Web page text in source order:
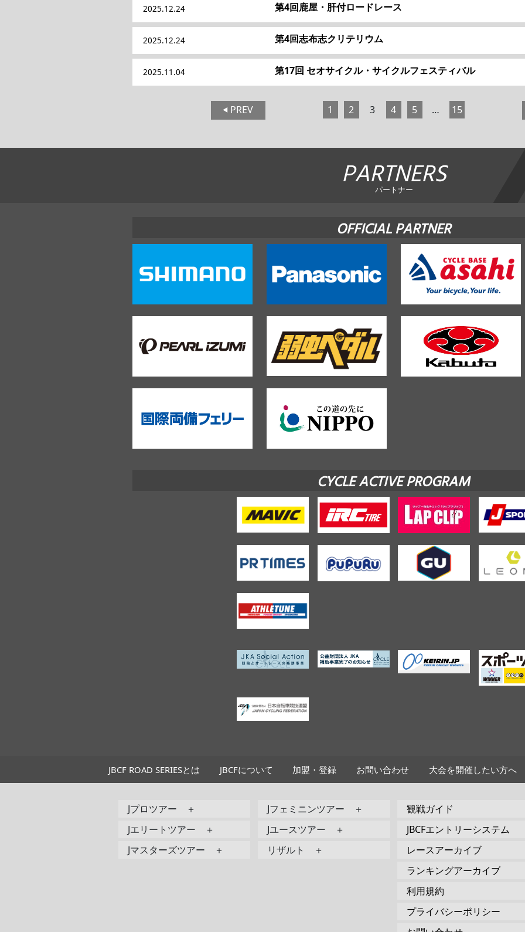
2025.12.24 第4回鹿屋・肝付ロードレース
2025.12.24 第4回志布志クリテリウム
2025.11.04 第17回 セオサイクル・サイクルフェスティバル
PREV 1 2 3 4 5 … 15
PARTNERS
パートナー
OFFICIAL PARTNER
CYCLE ACTIVE PROGRAM
JBCF ROAD SERIESとは JBCFについて 加盟・登録 お問い合わせ 大会を開催したい方へ
Jプロツアー ＋
Jエリートツアー ＋
Jマスターズツアー ＋
Jフェミニンツアー ＋
Jユースツアー ＋
リザルト ＋
観戦ガイド
JBCFエントリーシステム
レースアーカイブ
ランキングアーカイブ
利用規約
プライバシーポリシー